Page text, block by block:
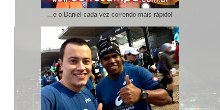
...e o Daniel cada vez correndo mais rápido!